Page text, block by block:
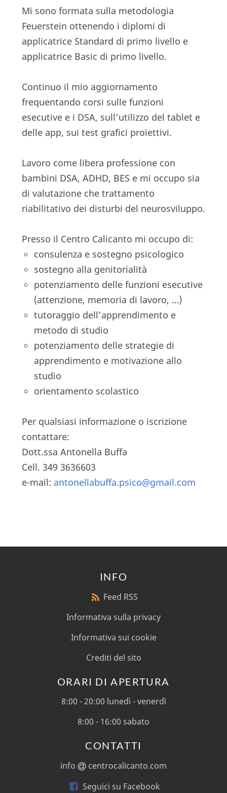
Mi sono formata sulla metodologia
Feuerstein ottenendo i diplomi di
applicatrice Standard di primo livello e
applicatrice Basic di primo livello.
Continuo il mio aggiornamento
frequentando corsi sulle funzioni
esecutive e i DSA, sull’utilizzo del tablet e
delle app, sui test grafici proiettivi.
Lavoro come libera professione con
bambini DSA, ADHD, BES e mi occupo sia
di valutazione che trattamento
riabilitativo dei disturbi del neurosviluppo.
Presso il Centro Calicanto mi occupo di:
consulenza e sostegno psicologico
sostegno alla genitorialità
potenziamento delle funzioni esecutive
(attenzione, memoria di lavoro, …)
tutoraggio dell’apprendimento e
metodo di studio
potenziamento delle strategie di
apprendimento e motivazione allo
studio
orientamento scolastico
Per qualsiasi informazione o iscrizione
contattare:
Dott.ssa Antonella Buffa
Cell. 349 3636603
e-mail: antonellabuffa.psico@gmail.com
INFO
Feed RSS
Informativa sulla privacy
Informativa sui cookie
Crediti del sito
ORARI DI APERTURA
8:00 - 20:00 lunedì - venerdì
8:00 - 16:00 sabato
CONTATTI
info
centrocalicanto.com
Seguici su Facebook